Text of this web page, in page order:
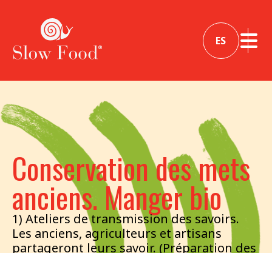
ES
Conservation des mets
anciens. Manger bio
1) Ateliers de transmission des savoirs.
Les anciens, agriculteurs et artisans
partageront leurs savoir. (Préparation des